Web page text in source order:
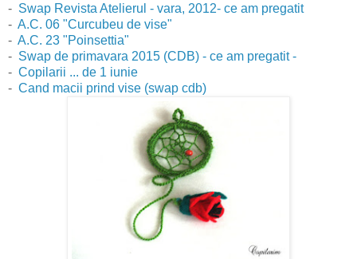
- Swap Revista Atelierul - vara, 2012- ce am pregatit
- A.C. 06 "Curcubeu de vise"
- A.C. 23 "Poinsettia"
- Swap de primavara 2015 (CDB) - ce am pregatit -
- Copilarii ... de 1 iunie
- Cand macii prind vise (swap cdb)